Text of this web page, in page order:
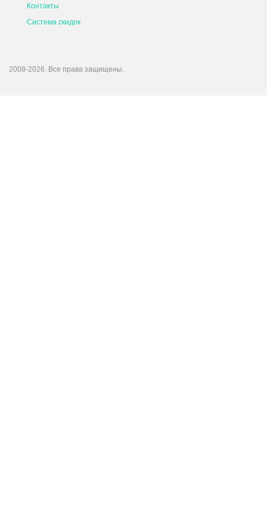
Контакты
Система скидок
2008-2026. Все права защищены.